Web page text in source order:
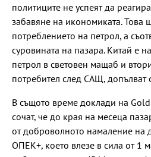
политиците не успеят да
забавяне на икономиката. Това
потреблението на петрол, а
суровината на пазара. Китай е
петрол в световен мащаб и
потребител след САЩ, допълват
В същото време доклади на
сочат, че до края на месеца
от доброволното намаление на
ОПЕК+, което влезе в сила от 1